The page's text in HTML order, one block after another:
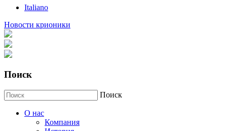
Italiano
Новости крионики
Поиск
Поиск
О нас
Компания